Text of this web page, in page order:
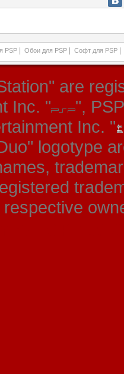
PSP Обои для PSP Софт для PSP
are
Inc. "
",
Inc. "
logotype
respective